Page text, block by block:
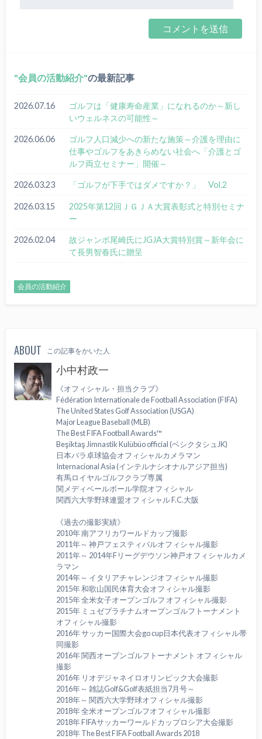
会員の活動紹介 の最新記事
2026.07.16
ゴルフは「健康寿命産業」になれるのか～新し
いウェルネスの可能性～
2026.06.06
ゴルフ人口減少への新たな施策～介護を理由に
仕事やゴルフをあきらめない社会へ「介護とゴ
ルフ両立セミナー」開催～
2026.03.23 「ゴルフが下手ではダメですか？」 Vol.2
2026.03.15
2025年第12回ＪＧＪＡ大賞表彰式と特別セミナ
ー
2026.02.04
故ジャンボ尾崎氏にJGJA大賞特別賞～新年会に
て長男智春氏に贈呈
会員の活動紹介
ABOUT この記事をかいた人
小中村政一
《オフィシャル・担当クラブ》
Fédération Internationale de Football Association (FIFA)
The United States Golf Association (USGA)
Major League Baseball (MLB)
The Best FIFA Football Awards™
Beşiktaş Jimnastik Kulübüo official (ベシクタシュJK)
日本パラ卓球協会オフィシャルカメラマン
Internacional Asia (インテルナシオナルアジア担当)
有馬ロイヤルゴルフクラブ専属
関メディベールボール学院オフィシャル
関西六大学野球連盟オフィシャル F.C.大阪
《過去の撮影実績》
2010年 南アフリカワールドカップ撮影
2011年～ 神戸フェスティバルオフィシャル撮影
2011年～ 2014年Fリーグデウソン神戸オフィシャルカメ
ラマン
2014年～ イタリアチャレンジオフィシャル撮影
2015年 和歌山国民体育大会オフィシャル撮影
2015年 全米女子オープンゴルフ オフィシャル撮影
2015年 ミュゼプラチナムオープンゴルフトーナメント
オフィシャル撮影
2016年 サッカー国際大会go cup日本代表オフィシャル帯
同撮影
2016年 関西オープンゴルフトーナメント オフィシャル
撮影
2016年 リオデジャネイロオリンピック大会撮影
2016年～ 雑誌Golf&Golf表紙担当7月号～
2018年～ 関西六大学野球オフィシャル撮影
2018年 全米オープンゴルフオフィシャル撮影
2018年 FIFAサッカーワールドカップロシア大会撮影
2018年 The Best FIFA Football Awards 2018